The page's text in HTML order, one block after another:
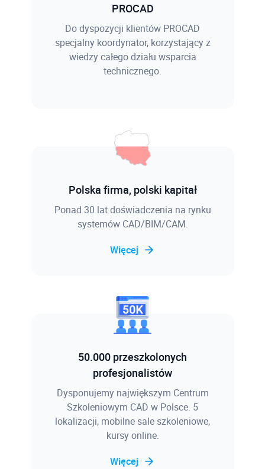
PROCAD
Do dyspozycji klientów PROCAD
specjalny koordynator, korzystający z
wiedzy całego działu wsparcia
technicznego.
Polska firma, polski kapitał
Ponad 30 lat doświadczenia na rynku
systemów CAD/BIM/CAM.
Więcej
50.000 przeszkolonych
profesjonalistów
Dysponujemy największym Centrum
Szkoleniowym CAD w Polsce. 5
lokalizacji, mobilne sale szkoleniowe,
kursy online.
Więcej